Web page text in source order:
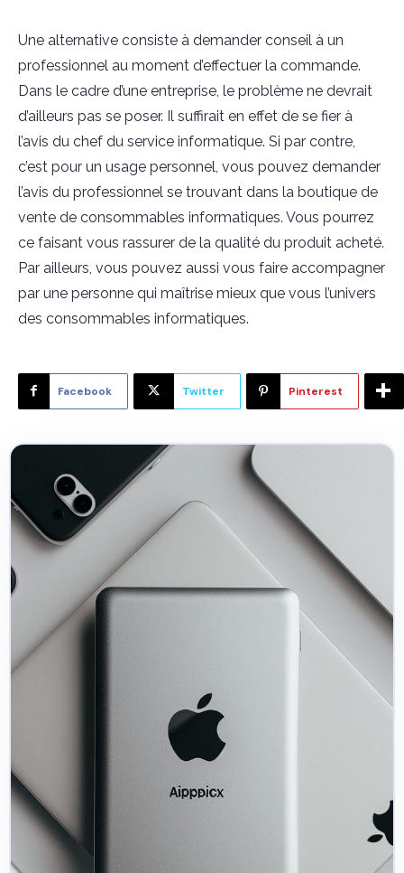
Une alternative consiste à demander conseil à un
professionnel au moment d’effectuer la commande.
Dans le cadre d’une entreprise, le problème ne devrait
d’ailleurs pas se poser. Il suffirait en effet de se fier à
l’avis du chef du service informatique. Si par contre,
c’est pour un usage personnel, vous pouvez demander
l’avis du professionnel se trouvant dans la boutique de
vente de consommables informatiques. Vous pourrez
ce faisant vous rassurer de la qualité du produit acheté.
Par ailleurs, vous pouvez aussi vous faire accompagner
par une personne qui maîtrise mieux que vous l’univers
des consommables informatiques.
Facebook Twitter Pinterest